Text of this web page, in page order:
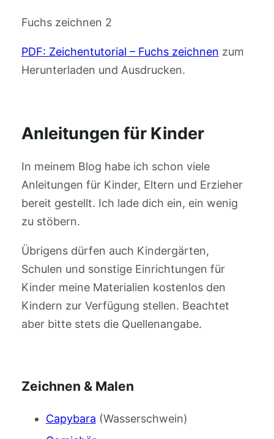
Fuchs zeichnen 2
PDF: Zeichentutorial – Fuchs zeichnen zum
Herunterladen und Ausdrucken.
Anleitungen für Kinder
In meinem Blog habe ich schon viele
Anleitungen für Kinder, Eltern und Erzieher
bereit gestellt. Ich lade dich ein, ein wenig
zu stöbern.
Übrigens dürfen auch Kindergärten,
Schulen und sonstige Einrichtungen für
Kinder meine Materialien kostenlos den
Kindern zur Verfügung stellen. Beachtet
aber bitte stets die Quellenangabe.
Zeichnen & Malen
Capybara (Wasserschwein)